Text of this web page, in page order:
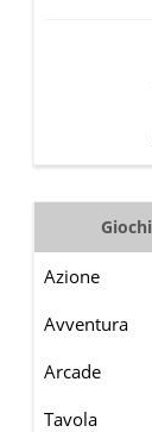
Giochi
Azione
Avventura
Arcade
Tavola